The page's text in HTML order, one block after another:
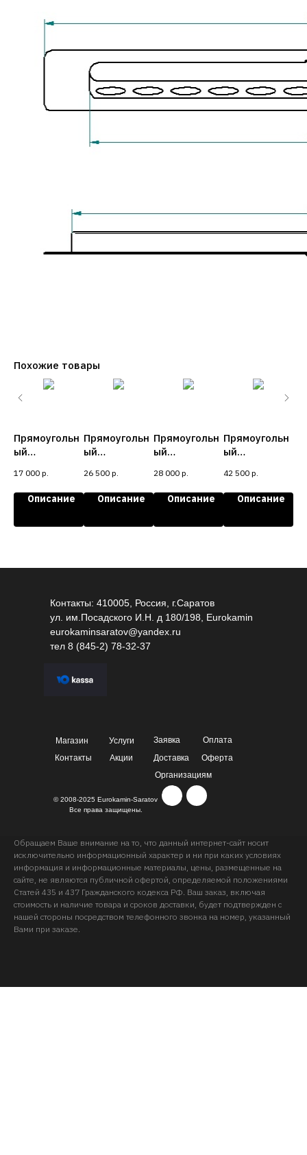
Похожие товары
Прямоугольн
ый
700 EF
17 000 р.
Описание
Прямоугольн
ый
900
26 500 р.
Описание
Прямоугольн
ый
800
28 000 р.
Описание
Прямоугольн
ый
1200
42 500 р.
Описание
Контакты: 410005, Россия, г.Саратов
ул. им.Посадского И.Н. д 180/198, Eurokamin
eurokaminsaratov@yandex.ru
тел 8 (845-2) 78-32-37
Магазин
© 2008-2025 Eurokamin-Saratov
Все права защищены.
Услуги Заявка
Оплата
Акции
Контакты Доставка
Оферта
Организациям
Обращаем Ваше внимание на то, что данный интернет-сайт носит
исключительно информационный характер и ни при каких условиях
информация и информационные материалы, цены, размещенные на
сайте, не являются публичной офертой, определяемой положениями
Статей 435 и 437 Гражданского кодекса РФ. Ваш заказ, включая
стоимость и наличие товара и сроков доставки, будет подтвержден с
нашей стороны посредством телефонного звонка на номер, указанный
Вами при заказе.